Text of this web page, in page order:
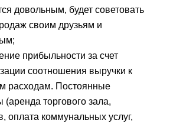
довольным, будет советовать
своим друзьям и
прибыльности за счет
соотношения выручки к
расходам. Постоянные
(аренда торгового зала,
оплата коммунальных услуг,